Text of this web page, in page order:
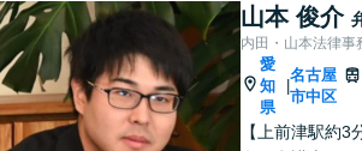
山本 俊介
内田・山本法律事
愛
知
県
|
名古屋
市中区
【上前津駅約3